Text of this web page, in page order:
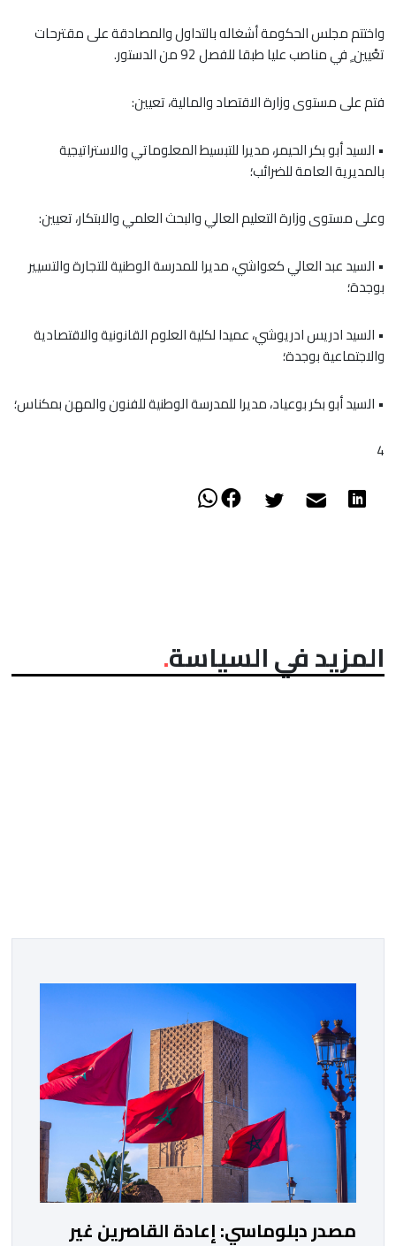
واختتم مجلس الحكومة أشغاله بالتداول والمصادقة على مقترحات
تعْيين ٍ في مناصب عليا طبقا للفصل 92 من الدستور.
فتم على مستوى وزارة الاقتصاد والمالية، تعيين:
• السيد أبو بكر الحيمر، مديرا للتبسيط المعلوماتي والاستراتيجية
بالمديرية العامة للضرائب؛
وعلى مستوى وزارة التعليم العالي والبحث العلمي والابتكار، تعيين:
• السيد عبد العالي كعواشي، مديرا للمدرسة الوطنية للتجارة والتسيير
بوجدة؛
• السيد ادريس ادريوشي، عميدا لكلية العلوم القانونية والاقتصادية
والاجتماعية بوجدة؛
• السيد أبو بكر بوعياد، مديرا للمدرسة الوطنية للفنون والمهن بمكناس؛
4
المزيد في السياسة
مصدر دبلوماسي: إعادة القاصرين غير